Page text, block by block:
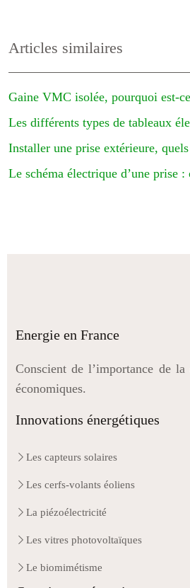
Articles similaires
Gaine VMC isolée, pourquoi est-
Les différents types de tableaux
Installer une prise extérieure,
Le schéma électrique d’une prise
Energie en France
Conscient de l’importance de
économiques.
Innovations énergétiques
Les capteurs solaires
Les cerfs-volants éoliens
La piézoélectricité
Les vitres photovoltaïques
Le biomimétisme